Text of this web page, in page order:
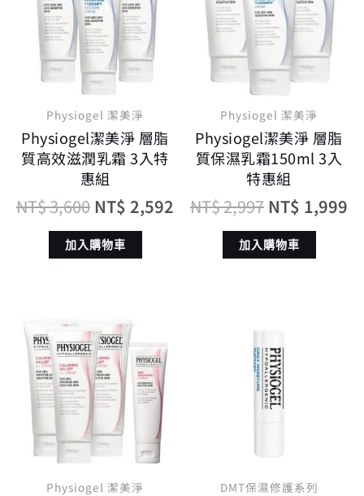
Physiogel 潔美淨
Physiogel潔美淨 層脂
質高效滋潤乳霜 3入特
惠組
NT$3,600
格：
NT$ 3,600。
NT$ 2,592
NT$ 2,592。
加入購物車
Physiogel 潔美淨
Physiogel潔美淨 層脂
質保濕乳霜150ml 3入
特惠組
NT$2,997
格：
NT$ 2,997。
NT$ 1,999
加入購物車
Physiogel 潔美淨
始
價
格：
NT$ 3,970。 NT$ 2,699。
DMT保濕修護系列
始
價
格：
NT$ 450。